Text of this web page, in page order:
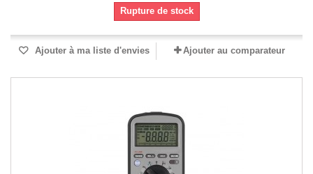
Rupture de stock
Ajouter à ma liste d'envies Ajouter au comparateur